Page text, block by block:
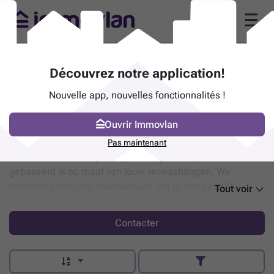
"Jouw punt voor vastgoed!"
Numéro IPI-201071
.1 PERSOONLIJK Om jou als klant het beste resultaat te
gebaseerd is op maat van jouw verwachtingen. We
luisteren altijd naar jouw verhaal, om je met een flink
EXPERTISE Een woning kopen of verkopen is een
belangrijke beslissing, waarbij je wil steunen op de juiste
AANBOD Smaken verschillen, en daar zijn wij blij om!
Tout voir
Contacter
Découvrez notre application!
Nouvelle app, nouvelles fonctionnalités !
Ouvrir Immovlan
Pas maintenant